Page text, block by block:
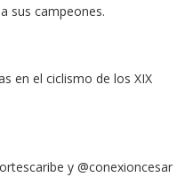
sus campeones.
en el ciclismo de los XIX
y @conexioncesar